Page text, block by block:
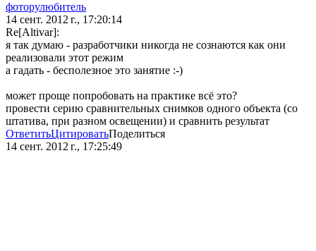
фоторулюбитель
14 сент. 2012 г., 17:20:14
Re[Altivar]:
я так думаю - разработчики никогда не сознаются как они
реализовали этот режим
а гадать - бесполезное это занятие :-)
может проще попробовать на практике всё это?
провести серию сравнительных снимков одного объекта (со
штатива, при разном освещении) и сравнить результат
ОтветитьЦитироватьПоделиться
14 сент. 2012 г., 17:25:49